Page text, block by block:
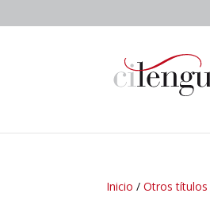
Inicio /Otros títulos